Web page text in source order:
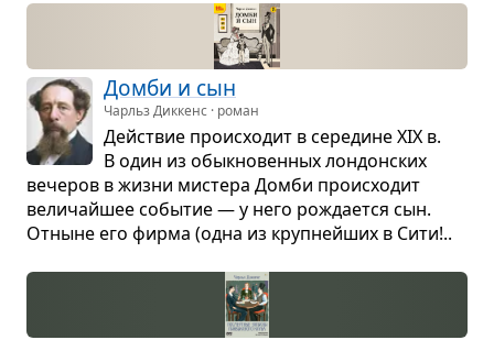
Домби и сын
Чарльз Диккенс · роман
Действие про­ис­хо­дит в сере­дине XIX в.
В один из обык­но­вен­ных лон­дон­ских
вече­ров в жизни мистера Домби про­ис­хо­дит
вели­чайшее собы­тие — у него рожда­ется сын.
Отныне его фирма (одна из круп­нейших в Сити!..